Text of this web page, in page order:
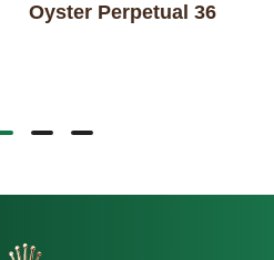
Oyster Perpetual 36